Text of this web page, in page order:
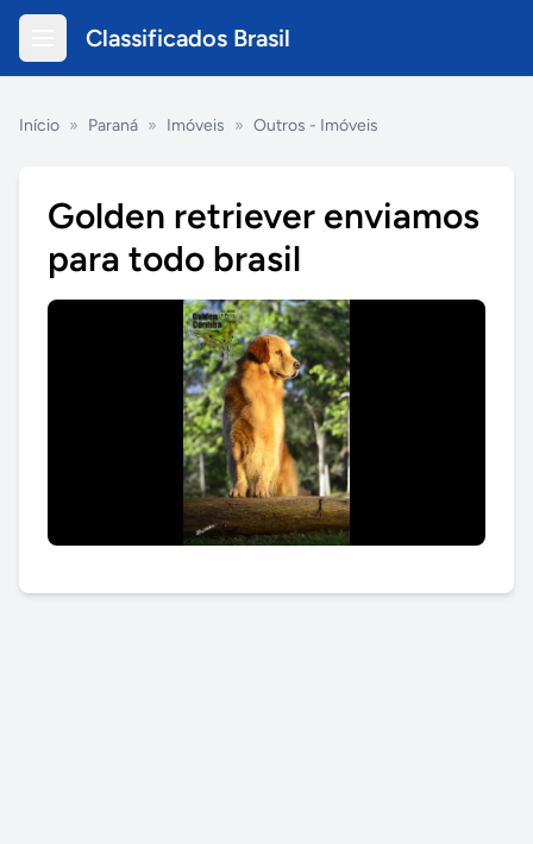
Classificados Brasil
Início » Paraná » Imóveis » Outros - Imóveis
Golden retriever enviamos
para todo brasil